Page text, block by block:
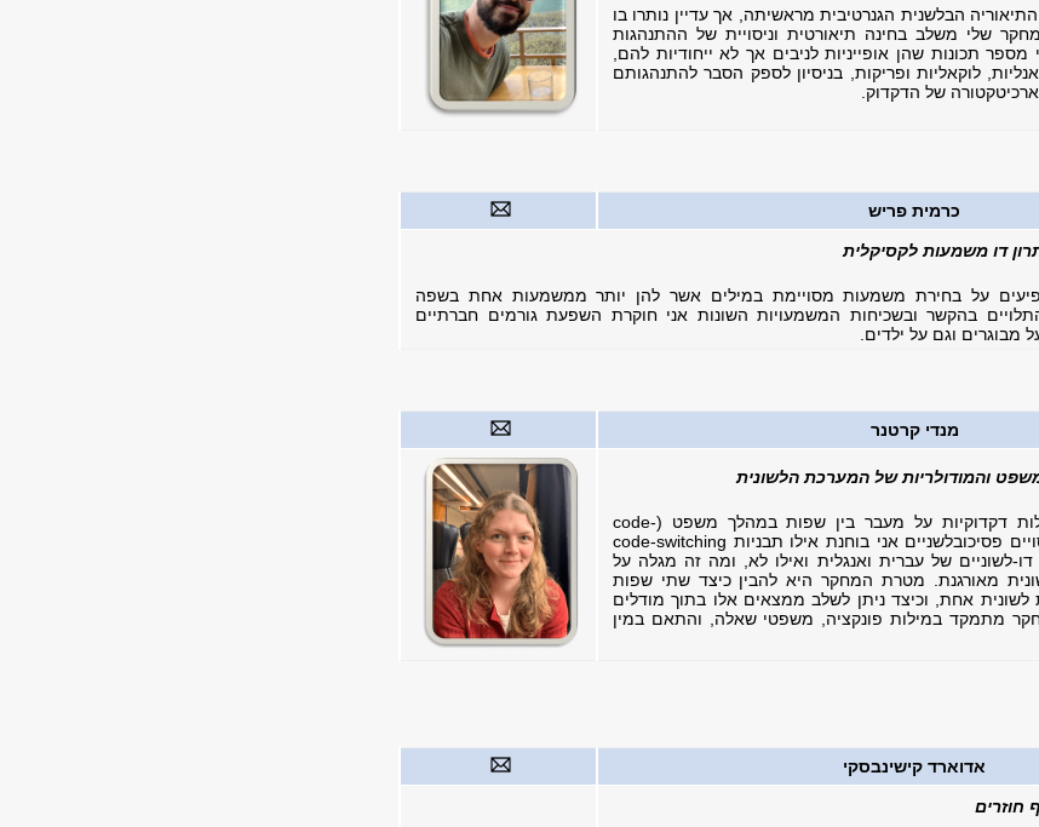
הבלשנית הגנרטיבית מראשיתה, אך עדיין נותרו בו
שלי משלב בחינה תיאורטית וניסויית של ההתנהגות
תכונות שהן אופייניות לניבים אך לא ייחודיות להם,
לוקאליות ופריקות, בניסיון לספק הסבר להתנהגותם
של הדקדוק.
כרמית פריש
דו משמעות לקסיקלית
על בחירת משמעות מסויימת במילים אשר להן יותר ממשמעות אחת בשפה
בהקשר ובשכיחות המשמעויות השונות אני חוקרת השפעת גורמים חברתיים
מבוגרים וגם על ילדים.
מנדי קרטנר
והמודולריות של המערכת הלשונית
המחקר שלי עוסק במגבלות דקדוקיות על מעבר בין שפות במהלך משפט (code-
switching). באמצעות ניסויים פסיכובלשניים אני בוחנת אילו תבניות code-switching
לשוניים של עברית ואנגלית ואילו לא, ומה זה מגלה על
מאורגנת. מטרת המחקר היא להבין כיצד שתי שפות
לשונית אחת, וכיצד ניתן לשלב ממצאים אלו בתוך מודלים
מתמקד במילות פונקציה, משפטי שאלה, והתאם במין
אדוארד קישינבסקי
חוזרים